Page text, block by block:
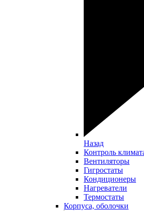
Назад
Контроль
Вентиляторы
Гигростаты
Кондиционеры
Нагреватели
Термостаты
Корпуса, оболочки